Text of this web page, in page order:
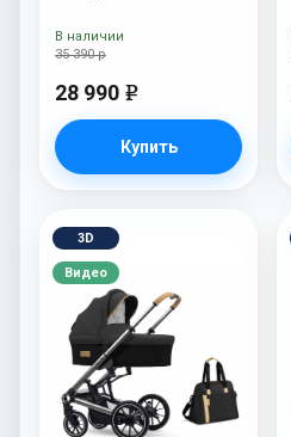
35 390 р
28 990 e
Купить
В наличии
3D
Видео